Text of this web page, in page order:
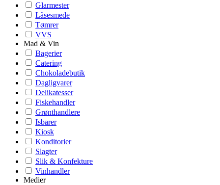
Glarmester
Låsesmede
Tømrer
VVS
Mad & Vin
Bagerier
Catering
Chokoladebutik
Dagligvarer
Delikatesser
Fiskehandler
Grønthandlere
Isbarer
Kiosk
Konditorier
Slagter
Slik & Konfekture
Vinhandler
Medier